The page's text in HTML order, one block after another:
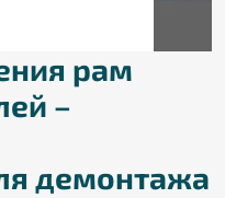
рам
–
демонтажа